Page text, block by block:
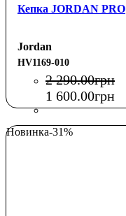
Кепка JORDAN PRO
Jordan
HV1169-010
2 290.00грн
1 600.00грн
Новинка-31%